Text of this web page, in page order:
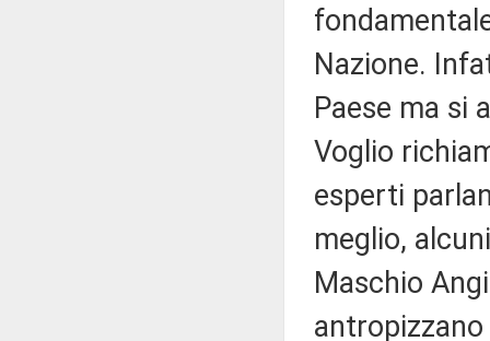
Nazione.
Paese ma si
Voglio
esperti
meglio,
Maschio